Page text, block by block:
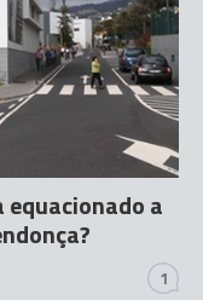
equacionado a
1